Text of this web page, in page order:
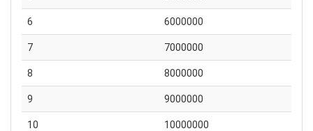
6 6000000
7 7000000
8 8000000
9 9000000
10 10000000